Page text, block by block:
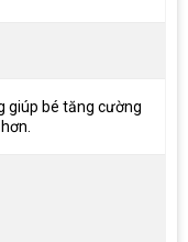
giúp bé tăng cường